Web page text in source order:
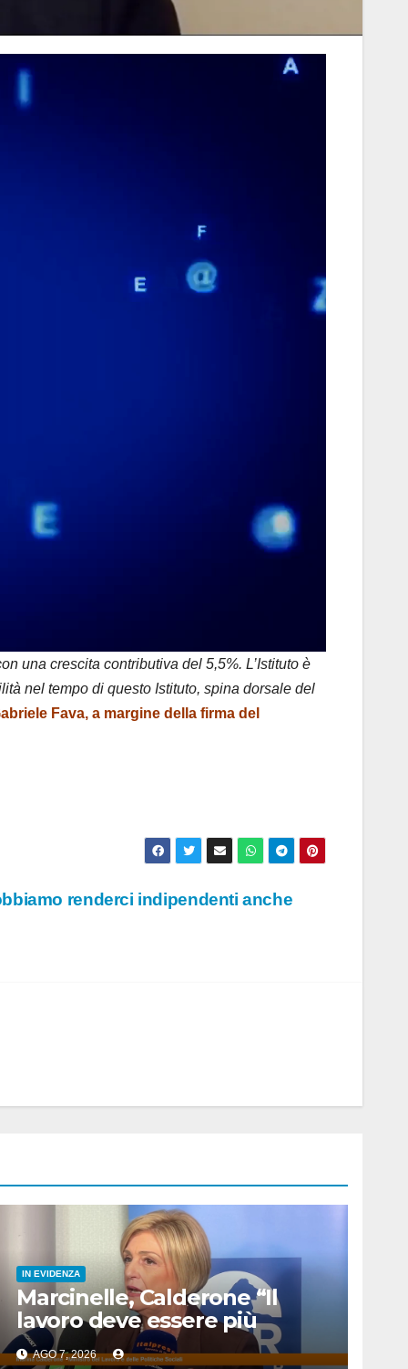
una crescita contributiva del 5,5%. L’Istituto è
nel tempo di questo Istituto, spina dorsale del
Fava, a margine della firma del
renderci indipendenti anche
IN EVIDENZA
Marcinelle, Calderone “Il
lavoro deve essere più
sicuro”
AGO 7, 2026